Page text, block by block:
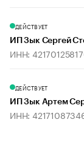
ДЕЙСТВУЕТ
ИП Зык Сергей
ИНН:
ДЕЙСТВУЕТ
ИП Зык Артем
ИНН: